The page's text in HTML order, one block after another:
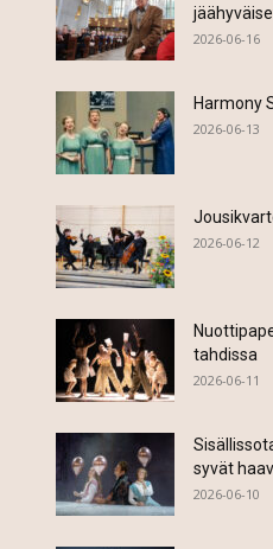
2026-06-16
Harmony
2026-06-13
2026-06-12
tahdissa
2026-06-11
syvät
2026-06-10